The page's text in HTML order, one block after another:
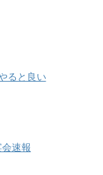
ると良い
速報